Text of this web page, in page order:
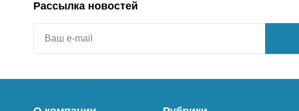
Рассылка новостей